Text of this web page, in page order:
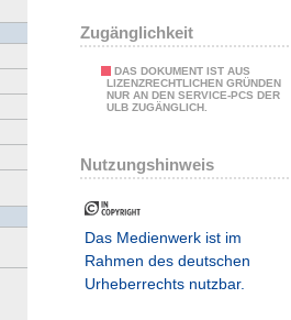
Zugänglichkeit
DAS DOKUMENT IST AUS
LIZENZRECHTLICHEN GRÜNDEN
NUR AN DEN SERVICE-PCS DER
ULB ZUGÄNGLICH.
Nutzungshinweis
Das Medienwerk ist im
Rahmen des deutschen
Urheberrechts nutzbar.